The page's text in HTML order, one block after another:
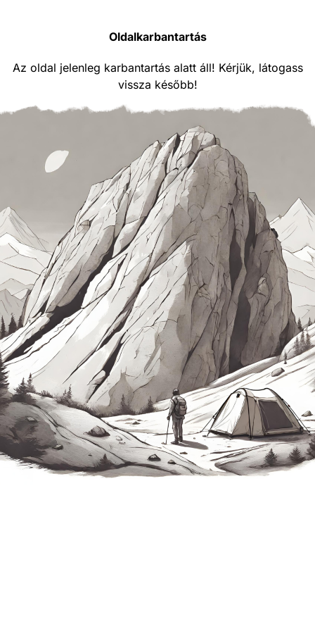
Oldalkarbantartás
Az oldal jelenleg karbantartás alatt áll! Kérjük, látogass
vissza később!